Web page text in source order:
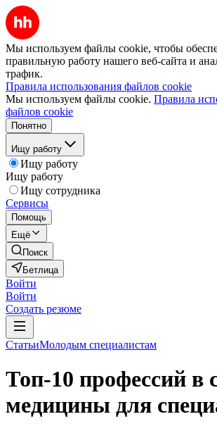
Мы используем файлы cookie, чтобы
правильную работу нашего веб-сайта и
трафик.
Правила использования файлов cookie
Мы используем файлы cookie. Правила
файлов cookie
Понятно
Ищу работу
Ищу работу
Ищу работу
Ищу сотрудника
Сервисы
Помощь
Ещё
Поиск
Бетлица
Войти
Войти
Создать резюме
СтатьиМолодым специалистам
Топ-10 профессий в
медицины для